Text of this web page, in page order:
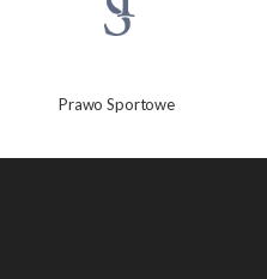
Prawo Sportowe